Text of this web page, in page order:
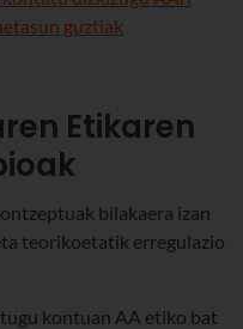
guztiak
Etikaren
bilakaera izan
teorikoetatik erregulazio
kontuan AA etiko bat